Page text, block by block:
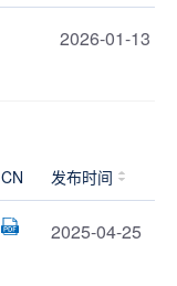
2026-01-13
CN 发布时间
2025-04-25